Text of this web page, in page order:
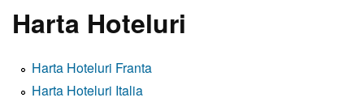
Harta Hoteluri
Harta Hoteluri Franta
Harta Hoteluri Italia